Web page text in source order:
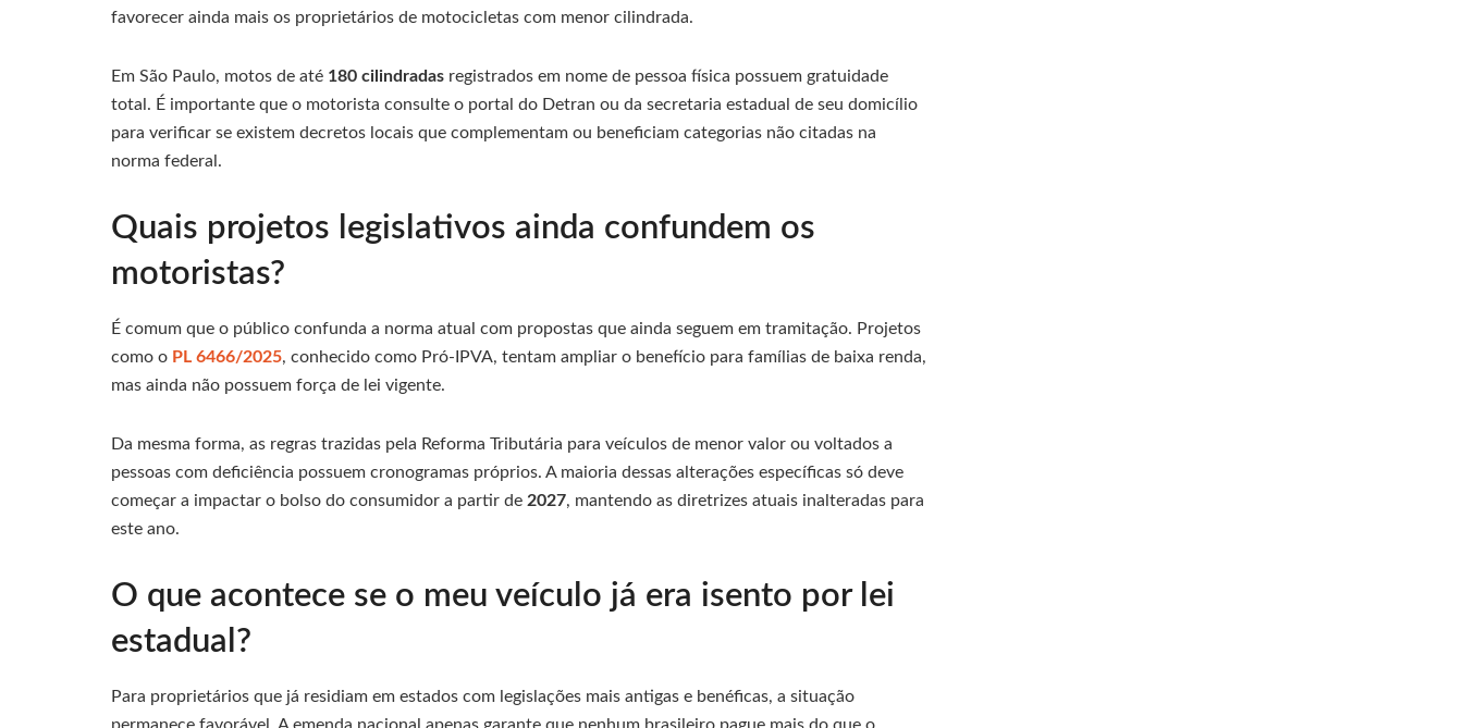
favorecer ainda mais os proprietários de motocicletas com menor cilindrada.
Em São Paulo, motos de até 180 cilindradas registrados em nome de pessoa física possuem gratuidade
total. É importante que o motorista consulte o portal do Detran ou da secretaria estadual de seu domicílio
para verificar se existem decretos locais que complementam ou beneficiam categorias não citadas na
norma federal.
Quais projetos legislativos ainda confundem os
motoristas?
É comum que o público confunda a norma atual com propostas que ainda seguem em tramitação. Projetos
como o PL 6466/2025, conhecido como Pró-IPVA, tentam ampliar o benefício para famílias de baixa renda,
mas ainda não possuem força de lei vigente.
Da mesma forma, as regras trazidas pela Reforma Tributária para veículos de menor valor ou voltados a
pessoas com deficiência possuem cronogramas próprios. A maioria dessas alterações específicas só deve
começar a impactar o bolso do consumidor a partir de 2027, mantendo as diretrizes atuais inalteradas para
este ano.
O que acontece se o meu veículo já era isento por lei
estadual?
Para proprietários que já residiam em estados com legislações mais antigas e benéficas, a situação
permanece favorável. A emenda nacional apenas garante que nenhum brasileiro pague mais do que o